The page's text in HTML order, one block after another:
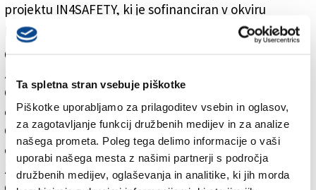
Ta spletna stran vsebuje piškotke
Piškotke uporabljamo za prilagoditev vsebin in oglasov,
za zagotavljanje funkcij družbenih medijev in za analize
našega prometa. Poleg tega delimo informacije o vaši
uporabi našega mesta z našimi partnerji s področja
družbenih medijev, oglaševanja in analitike, ki jih morda
projektu IN4SAFETY, ki je sofinanciran v okviru
programa Interreg Italija–Slovenija.
Organizatorji dogodka so Uprava Republike Slovenije
za zaščito in reševanje - izpostava Nova Gorica,
Gasilska enota Nova Gorica, Občina Gorica, italijanska
civilna zaščita in inštitut za mednarodno sociologijo iz
Gorice ISIG. Slednji skrbi tudi za znanstveno in
operativno podporo vaji. Kot partnerja pa sta prisotna
Zavarovalnica Triglav in Evropska prestolnica kulture